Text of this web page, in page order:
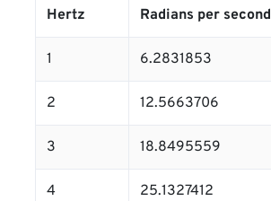
Hertz Radians per second
1 6.2831853
2 12.5663706
3 18.8495559
4 25.1327412